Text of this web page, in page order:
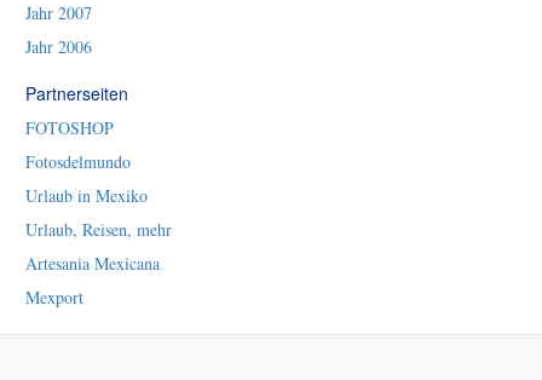
Jahr 2007
Jahr 2006
Partnerseiten
FOTOSHOP
Fotosdelmundo
Urlaub in Mexiko
Urlaub, Reisen, mehr
Artesania Mexicana
Mexport